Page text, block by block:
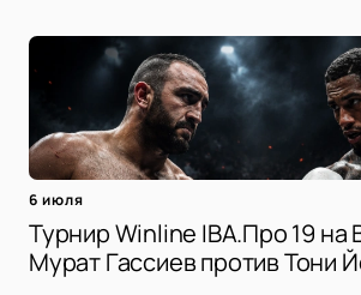
6 июля
Турнир Winline IBA.Про 19 на
Мурат Гассиев против Тони